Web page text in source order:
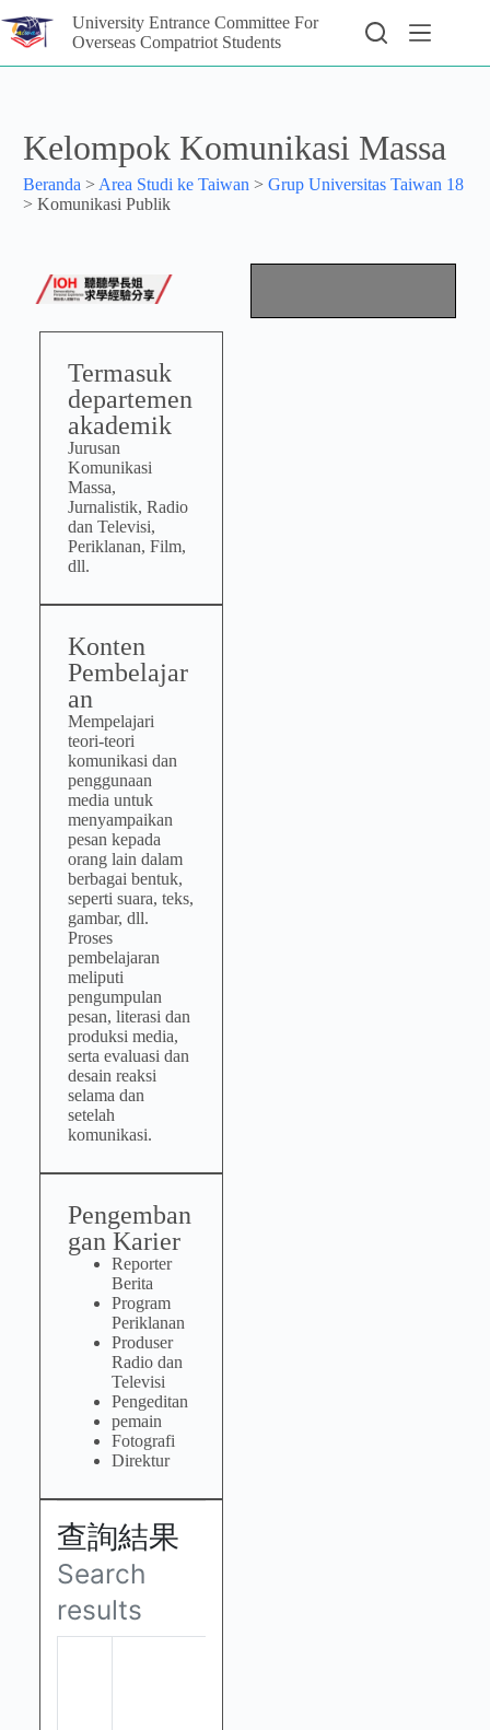
University Entrance Committee For
Overseas Compatriot Students
Kelompok Komunikasi Massa
Beranda > Area Studi ke Taiwan >Grup Universitas Taiwan 18
>Komunikasi Publik
Termasuk
departemen
akademik
Jurusan
Komunikasi
Massa,
Jurnalistik, Radio
dan Televisi,
Periklanan, Film,
dll.
Konten
Pembelajar
an
Mempelajari
teori-teori
komunikasi dan
penggunaan
media untuk
menyampaikan
pesan kepada
orang lain dalam
berbagai bentuk,
seperti suara, teks,
gambar, dll.
Proses
pembelajaran
meliputi
pengumpulan
pesan, literasi dan
produksi media,
serta evaluasi dan
desain reaksi
selama dan
setelah
komunikasi.
Pengemban
gan Karier
Reporter
Berita
Program
Periklanan
Produser
Radio dan
Televisi
Pengeditan
pemain
Fotografi
Direktur